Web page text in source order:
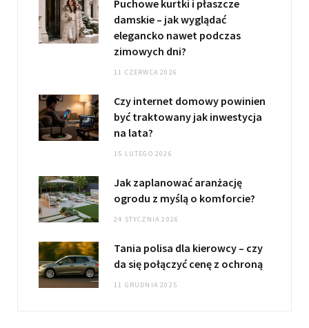
Puchowe kurtki i płaszcze
damskie – jak wyglądać
elegancko nawet podczas
zimowych dni?
11 CZERWCA 2026
Czy internet domowy powinien
być traktowany jak inwestycja
na lata?
15 LUTEGO 2026
Jak zaplanować aranżację
ogrodu z myślą o komforcie?
24 STYCZNIA 2026
Tania polisa dla kierowcy – czy
da się połączyć cenę z ochroną
11 GRUDNIA 2025